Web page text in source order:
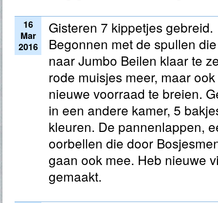
16
Mar
2016
Gisteren 7 kippetjes gebreid.
Begonnen met de spullen
naar Jumbo Beilen klaar te
rode muisjes meer, maar
nieuwe voorraad te breien.
in een andere kamer, 5
kleuren. De pannenlappen,
oorbellen die door
gaan ook mee. Heb nieuwe
gemaakt.